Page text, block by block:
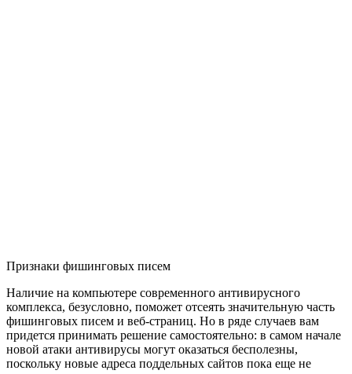
Признаки фишинговых писем
Наличие на компьютере современного антивирусного
комплекса, безусловно, поможет отсеять значительную часть
фишинговых писем и веб-страниц. Но в ряде случаев вам
придется принимать решение самостоятельно: в самом начале
новой атаки антивирусы могут оказаться бесполезны,
поскольку новые адреса поддельных сайтов пока еще не